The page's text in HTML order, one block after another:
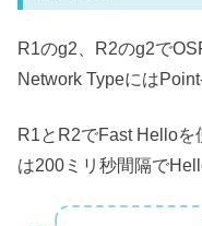
R1のg2、R2のg2で
Network Typeには
R1とR2でFast Hello
は200ミリ秒間隔で